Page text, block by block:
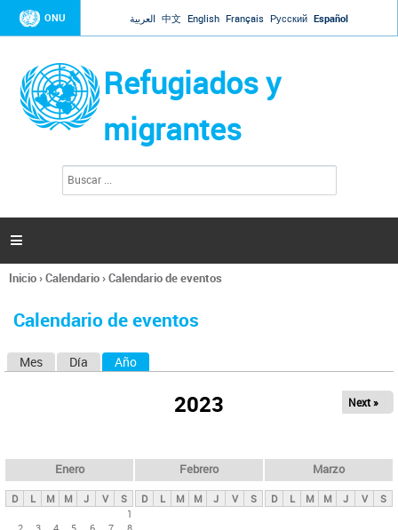
Jump to navigation
ONU العربية 中文 English Français Русский Español
Refugiados y
migrantes
l
d
s

Se
usted
Inicio›Calendario›Calendario de eventos
Calendario de eventos
s
p
Mes Día Año
2023 Next »
Enero
D L M M J V
S
1
Febrero
D L M M J V S
Marzo
D L M M J V S